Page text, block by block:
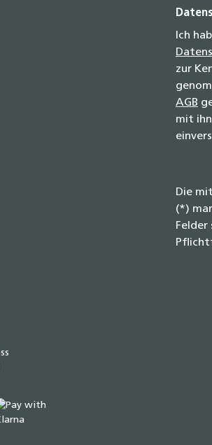
Ich
zur
AGB
mit
Die
(*)
Felder